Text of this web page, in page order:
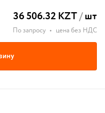
36 506.32 KZT/шт
По запросу • цена без НДС